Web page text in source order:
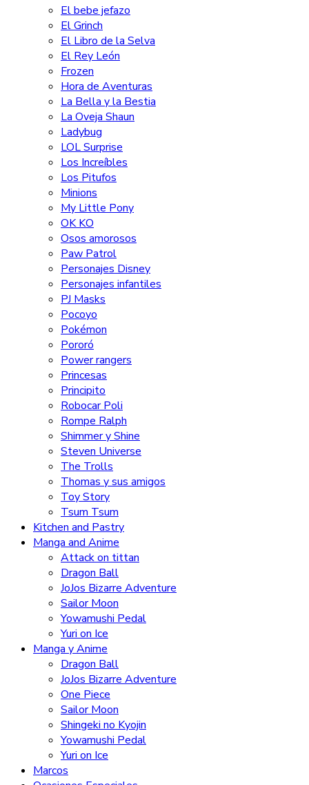
El bebe jefazo
El Grinch
El Libro de la Selva
El Rey León
Frozen
Hora de Aventuras
La Bella y la Bestia
La Oveja Shaun
Ladybug
LOL Surprise
Los Increíbles
Los Pitufos
Minions
My Little Pony
OK KO
Osos amorosos
Paw Patrol
Personajes Disney
Personajes infantiles
PJ Masks
Pocoyo
Pokémon
Pororó
Power rangers
Princesas
Principito
Robocar Poli
Rompe Ralph
Shimmer y Shine
Steven Universe
The Trolls
Thomas y sus amigos
Toy Story
Tsum Tsum
Kitchen and Pastry
Manga and Anime
Attack on tittan
Dragon Ball
JoJos Bizarre Adventure
Sailor Moon
Yowamushi Pedal
Yuri on Ice
Manga y Anime
Dragon Ball
JoJos Bizarre Adventure
One Piece
Sailor Moon
Shingeki no Kyojin
Yowamushi Pedal
Yuri on Ice
Marcos